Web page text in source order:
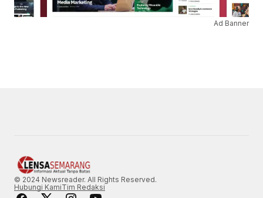
Ad Banner
© 2024 Newsreader. All Rights Reserved.
Hubungi KamiTim Redaksi